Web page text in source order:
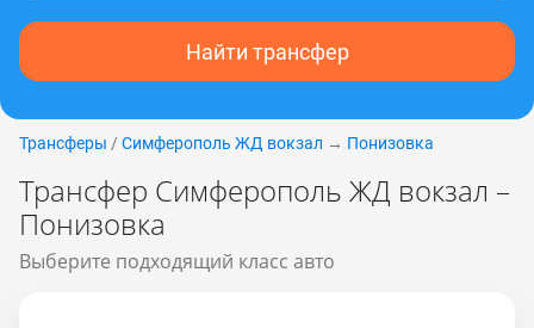
Найти трансфер
Трансферы / Симферополь ЖД вокзал → Понизовка
Трансфер Симферополь ЖД вокзал –
Понизовка
Выберите подходящий класс авто